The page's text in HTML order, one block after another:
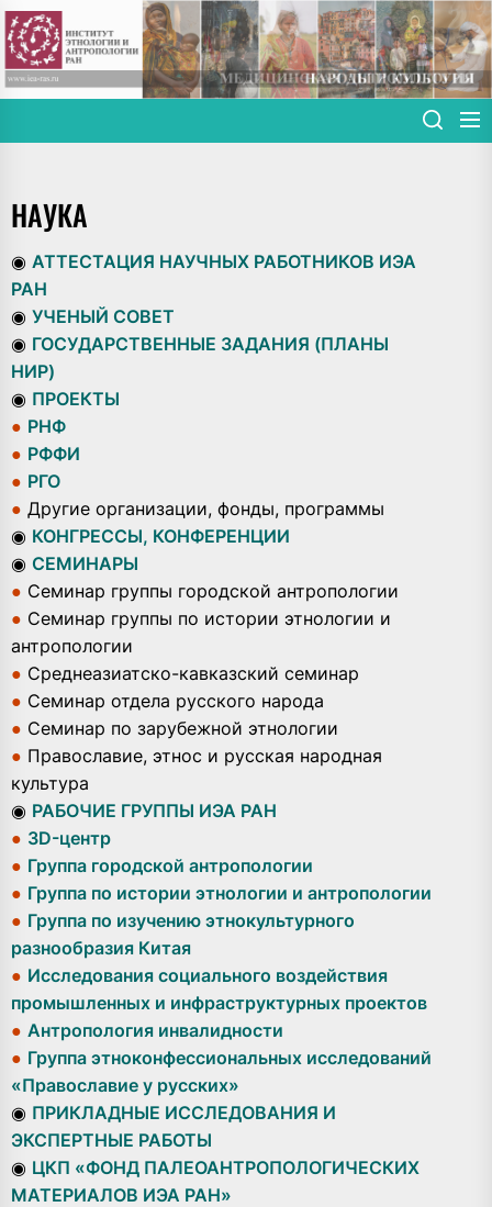
Skip
to
the
content
НАУКА
◉ АТТЕСТАЦИЯ НАУЧНЫХ РАБОТНИКОВ ИЭА
РАН
◉ УЧЕНЫЙ СОВЕТ
◉ ГОСУДАРСТВЕННЫЕ ЗАДАНИЯ (ПЛАНЫ
НИР)
◉ ПРОЕКТЫ
● РНФ
● РФФИ
● РГО
● Другие организации, фонды, программы
◉ КОНГРЕССЫ, КОНФЕРЕНЦИИ
◉ СЕМИНАРЫ
● Семинар группы городской антропологии
● Семинар группы по истории этнологии и
антропологии
● Среднеазиатско-кавказский семинар
● Семинар отдела русского народа
● Семинар по зарубежной этнологии
● Православие, этнос и русская народная
культура
◉ РАБОЧИЕ ГРУППЫ ИЭА РАН
● 3D-центр
● Группа городской антропологии
● Группа по истории этнологии и антропологии
● Группа по изучению этнокультурного
разнообразия Китая
● Исследования социального воздействия
промышленных и инфраструктурных проектов
● Антропология инвалидности
● Группа этноконфессиональных исследований
«Православие у русских»
◉ ПРИКЛАДНЫЕ ИССЛЕДОВАНИЯ И
ЭКСПЕРТНЫЕ РАБОТЫ
◉ ЦКП «ФОНД ПАЛЕОАНТРОПОЛОГИЧЕСКИХ
МАТЕРИАЛОВ ИЭА РАН»